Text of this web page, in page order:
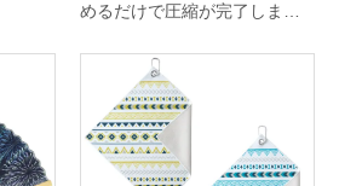
めるだけで圧縮が完了しま